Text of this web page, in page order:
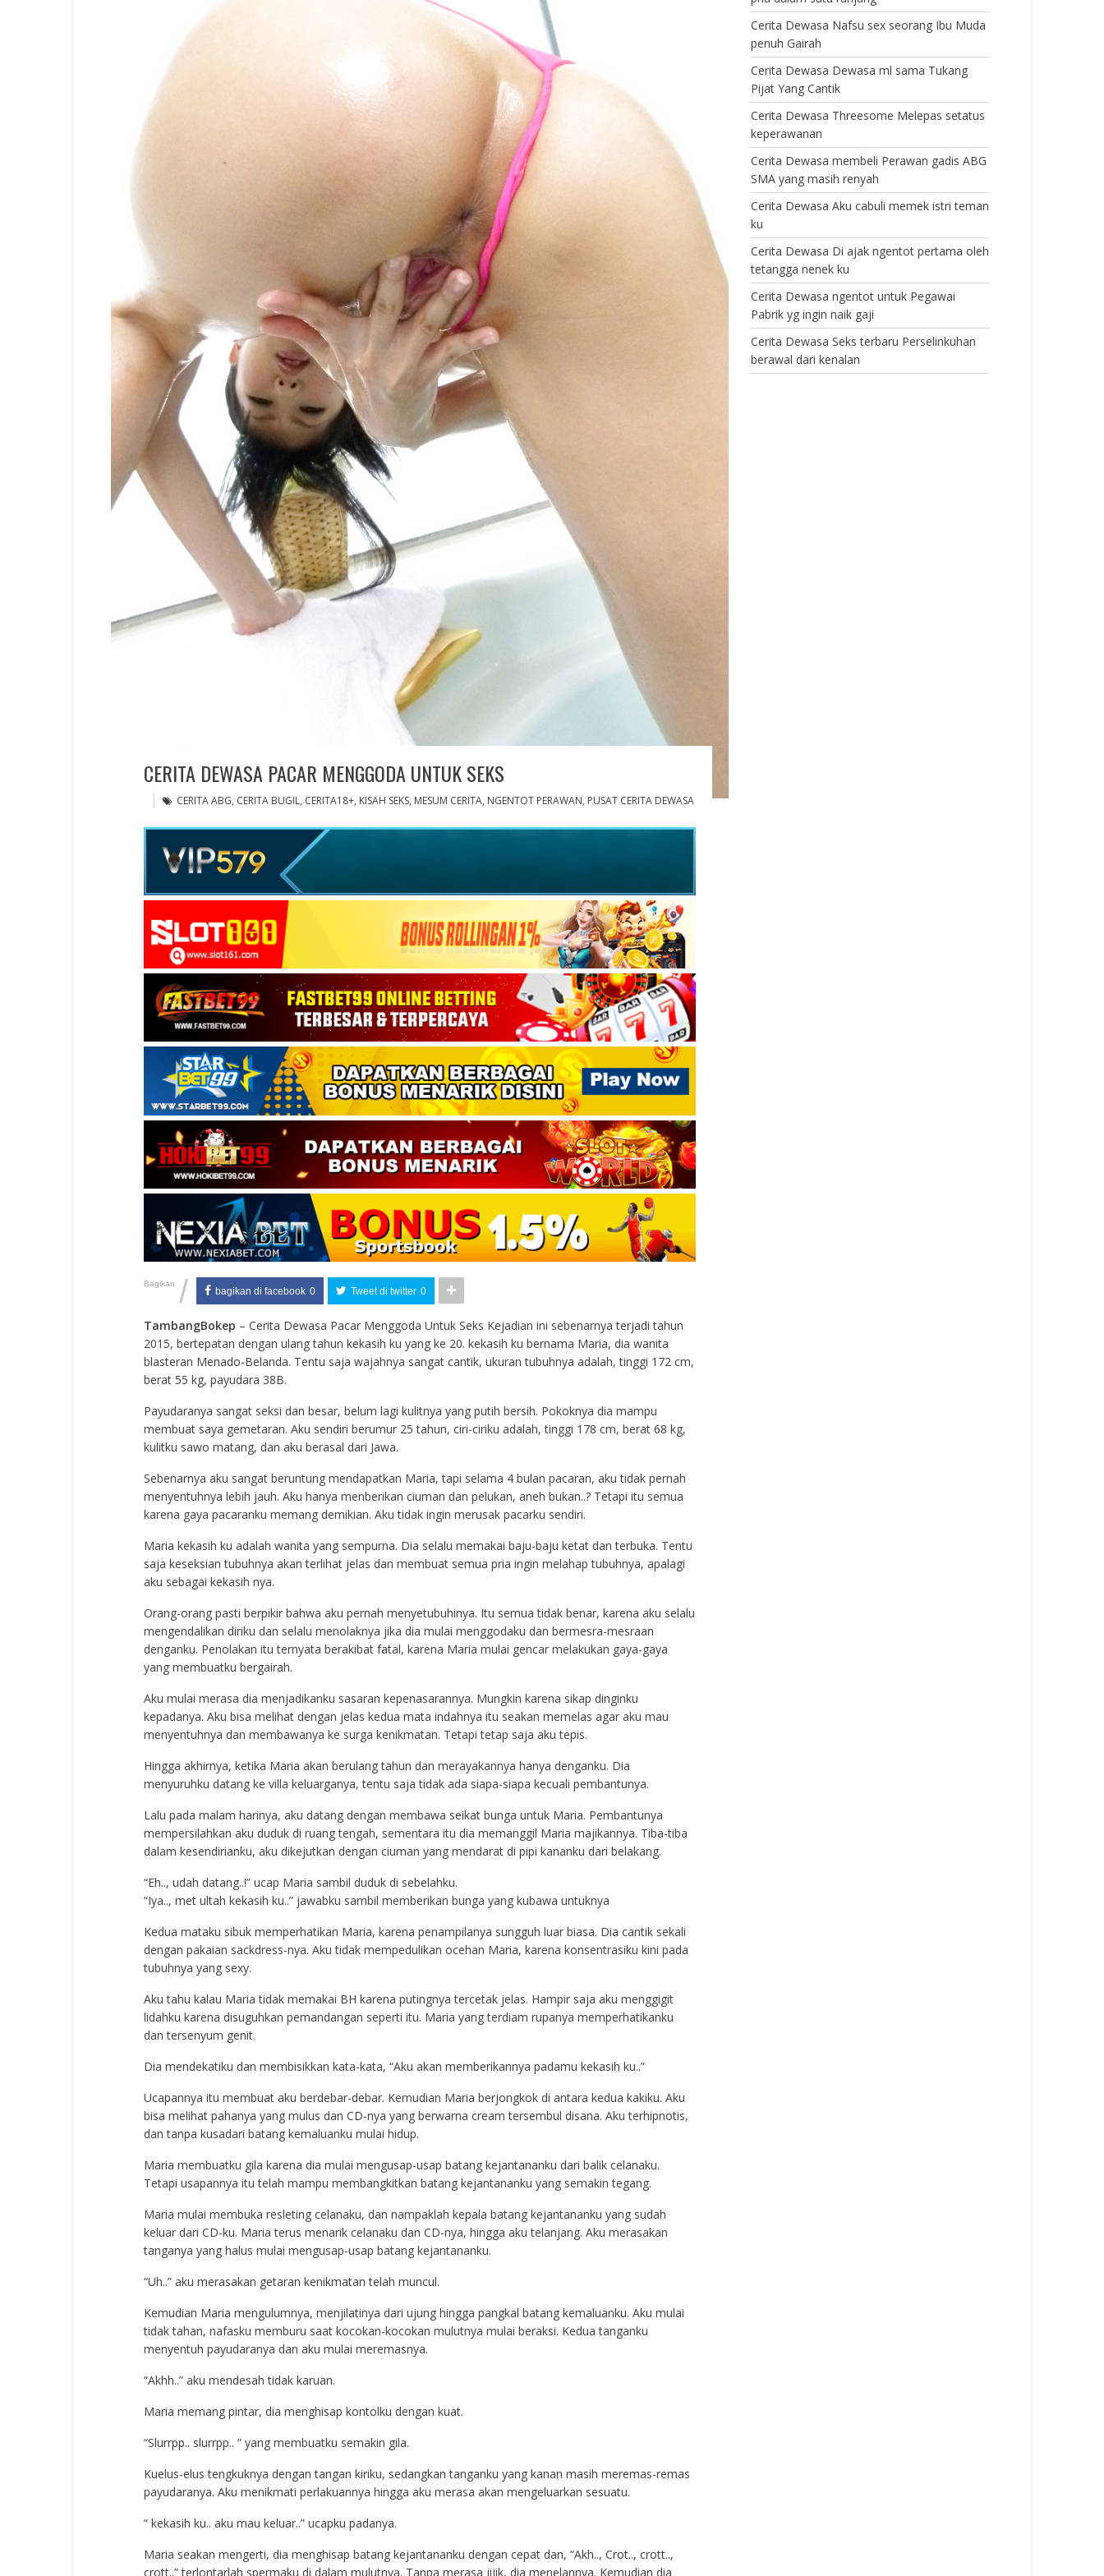
CERITA DEWASA PACAR MENGGODA UNTUK SEKS
CERITA ABG, CERITA BUGIL, CERITA18+, KISAH SEKS, MESUM CERITA, NGENTOT PERAWAN, PUSAT CERITA DEWASA
Bagikan / bagikan di facebook 0 Tweet di twitter 0
TambangBokep – Cerita Dewasa Pacar Menggoda Untuk Seks Kejadian ini sebenarnya terjadi tahun
2015, bertepatan dengan ulang tahun kekasih ku yang ke 20. kekasih ku bernama Maria, dia wanita
blasteran Menado-Belanda. Tentu saja wajahnya sangat cantik, ukuran tubuhnya adalah, tinggi 172 cm,
berat 55 kg, payudara 38B.
Payudaranya sangat seksi dan besar, belum lagi kulitnya yang putih bersih. Pokoknya dia mampu
membuat saya gemetaran. Aku sendiri berumur 25 tahun, ciri-ciriku adalah, tinggi 178 cm, berat 68 kg,
kulitku sawo matang, dan aku berasal dari Jawa.
Sebenarnya aku sangat beruntung mendapatkan Maria, tapi selama 4 bulan pacaran, aku tidak pernah
menyentuhnya lebih jauh. Aku hanya menberikan ciuman dan pelukan, aneh bukan..? Tetapi itu semua
karena gaya pacaranku memang demikian. Aku tidak ingin merusak pacarku sendiri.
Maria kekasih ku adalah wanita yang sempurna. Dia selalu memakai baju-baju ketat dan terbuka. Tentu
saja keseksian tubuhnya akan terlihat jelas dan membuat semua pria ingin melahap tubuhnya, apalagi
aku sebagai kekasih nya.
Orang-orang pasti berpikir bahwa aku pernah menyetubuhinya. Itu semua tidak benar, karena aku selalu
mengendalikan diriku dan selalu menolaknya jika dia mulai menggodaku dan bermesra-mesraan
denganku. Penolakan itu ternyata berakibat fatal, karena Maria mulai gencar melakukan gaya-gaya
yang membuatku bergairah.
Aku mulai merasa dia menjadikanku sasaran kepenasarannya. Mungkin karena sikap dinginku
kepadanya. Aku bisa melihat dengan jelas kedua mata indahnya itu seakan memelas agar aku mau
menyentuhnya dan membawanya ke surga kenikmatan. Tetapi tetap saja aku tepis.
Hingga akhirnya, ketika Maria akan berulang tahun dan merayakannya hanya denganku. Dia
menyuruhku datang ke villa keluarganya, tentu saja tidak ada siapa-siapa kecuali pembantunya.
Lalu pada malam harinya, aku datang dengan membawa seikat bunga untuk Maria. Pembantunya
mempersilahkan aku duduk di ruang tengah, sementara itu dia memanggil Maria majikannya. Tiba-tiba
dalam kesendirianku, aku dikejutkan dengan ciuman yang mendarat di pipi kananku dari belakang.
“Eh.., udah datang..!” ucap Maria sambil duduk di sebelahku.
“Iya.., met ultah kekasih ku..” jawabku sambil memberikan bunga yang kubawa untuknya
Kedua mataku sibuk memperhatikan Maria, karena penampilanya sungguh luar biasa. Dia cantik sekali
dengan pakaian sackdress-nya. Aku tidak mempedulikan ocehan Maria, karena konsentrasiku kini pada
tubuhnya yang sexy.
Aku tahu kalau Maria tidak memakai BH karena putingnya tercetak jelas. Hampir saja aku menggigit
lidahku karena disuguhkan pemandangan seperti itu. Maria yang terdiam rupanya memperhatikanku
dan tersenyum genit.
Dia mendekatiku dan membisikkan kata-kata, “Aku akan memberikannya padamu kekasih ku..”
Ucapannya itu membuat aku berdebar-debar. Kemudian Maria berjongkok di antara kedua kakiku. Aku
bisa melihat pahanya yang mulus dan CD-nya yang berwarna cream tersembul disana. Aku terhipnotis,
dan tanpa kusadari batang kemaluanku mulai hidup.
Maria membuatku gila karena dia mulai mengusap-usap batang kejantananku dari balik celanaku.
Tetapi usapannya itu telah mampu membangkitkan batang kejantananku yang semakin tegang.
Maria mulai membuka resleting celanaku, dan nampaklah kepala batang kejantananku yang sudah
keluar dari CD-ku. Maria terus menarik celanaku dan CD-nya, hingga aku telanjang. Aku merasakan
tanganya yang halus mulai mengusap-usap batang kejantananku.
“Uh..” aku merasakan getaran kenikmatan telah muncul.
Kemudian Maria mengulumnya, menjilatinya dari ujung hingga pangkal batang kemaluanku. Aku mulai
tidak tahan, nafasku memburu saat kocokan-kocokan mulutnya mulai beraksi. Kedua tanganku
menyentuh payudaranya dan aku mulai meremasnya.
“Akhh..” aku mendesah tidak karuan.
Maria memang pintar, dia menghisap kontolku dengan kuat.
“Slurrpp.. slurrpp.. ” yang membuatku semakin gila.
Kuelus-elus tengkuknya dengan tangan kiriku, sedangkan tanganku yang kanan masih meremas-remas
payudaranya. Aku menikmati perlakuannya hingga aku merasa akan mengeluarkan sesuatu.
“ kekasih ku.. aku mau keluar..” ucapku padanya.
Maria seakan mengerti, dia menghisap batang kejantananku dengan cepat dan, “Akh.., Crot.., crott..,
crott..” terlontarlah spermaku di dalam mulutnya. Tanpa merasa jijik, dia menelannya. Kemudian dia
Cerita Dewasa Nafsu sex seorang Ibu Muda
penuh Gairah
Cerita Dewasa Dewasa ml sama Tukang
Pijat Yang Cantik
Cerita Dewasa Threesome Melepas setatus
keperawanan
Cerita Dewasa membeli Perawan gadis ABG
SMA yang masih renyah
Cerita Dewasa Aku cabuli memek istri teman
ku
Cerita Dewasa Di ajak ngentot pertama oleh
tetangga nenek ku
Cerita Dewasa ngentot untuk Pegawai
Pabrik yg ingin naik gaji
Cerita Dewasa Seks terbaru Perselinkuhan
berawal dari kenalan